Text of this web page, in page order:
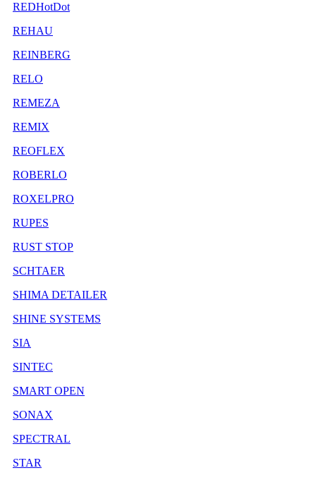
REDHotDot
REHAU
REINBERG
RELO
REMEZA
REMIX
REOFLEX
ROBERLO
ROXELPRO
RUPES
RUST STOP
SCHTAER
SHIMA DETAILER
SHINE SYSTEMS
SIA
SINTEC
SMART OPEN
SONAX
SPECTRAL
STAR